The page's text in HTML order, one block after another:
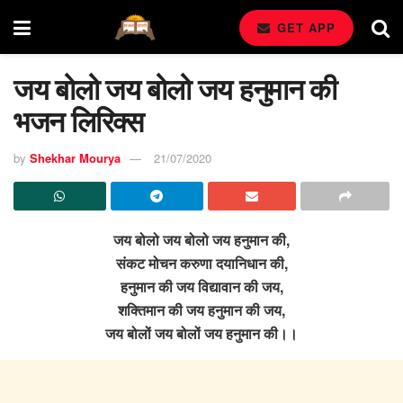
GET APP
जय बोलो जय बोलो जय हनुमान की
भजन लिरिक्स
by Shekhar Mourya 21/07/2020
जय बोलो जय बोलो जय हनुमान की,
संकट मोचन करुणा दयानिधान की,
हनुमान की जय विद्यावान की जय,
शक्तिमान की जय हनुमान की जय,
जय बोलों जय बोलों जय हनुमान की।।